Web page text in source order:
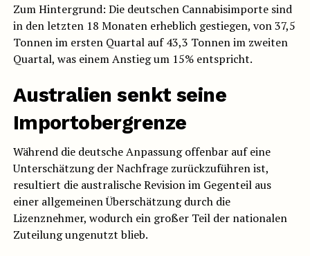
Zum Hintergrund: Die deutschen Cannabisimporte sind
in den letzten 18 Monaten erheblich gestiegen, von 37,5
Tonnen im ersten Quartal auf 43,3 Tonnen im zweiten
Quartal, was einem Anstieg um 15% entspricht.
Australien senkt seine
Importobergrenze
Während die deutsche Anpassung offenbar auf eine
Unterschätzung der Nachfrage zurückzuführen ist,
resultiert die australische Revision im Gegenteil aus
einer allgemeinen Überschätzung durch die
Lizenznehmer, wodurch ein großer Teil der nationalen
Zuteilung ungenutzt blieb.